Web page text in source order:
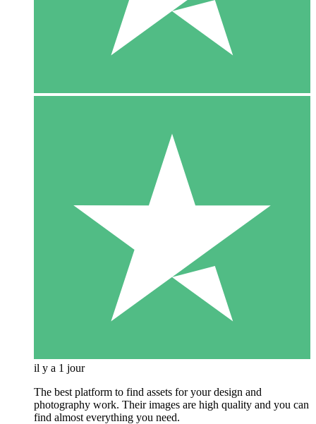
il y a 1 jour
The best platform to find assets for your design and
photography work. Their images are high quality and you can
find almost everything you need.